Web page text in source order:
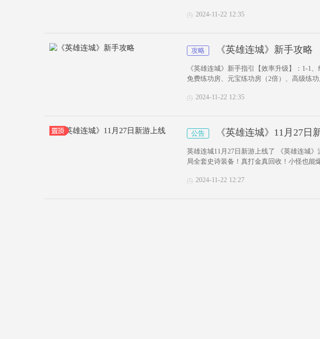
2024-11-22 12:35
攻略 《英雄连城》新手攻略
《英雄连城》新手指引【效率升级】：1-1
免费练功房、元宝练功房（2倍）、高级练
2024-11-22 12:35
公告 《英雄连城》11月27日
英雄连城11月27日新游上线了 《英雄连城
局全套史诗装备！真打金真回收！小怪也能
2024-11-22 12:27